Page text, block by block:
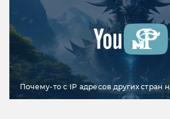
Почему-то с IP адресов других стран